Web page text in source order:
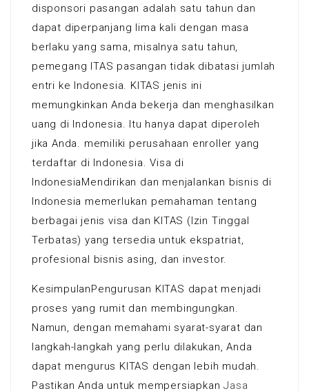
disponsori pasangan adalah satu tahun dan
dapat diperpanjang lima kali dengan masa
berlaku yang sama, misalnya satu tahun,
pemegang ITAS pasangan tidak dibatasi jumlah
entri ke Indonesia. KITAS jenis ini
memungkinkan Anda bekerja dan menghasilkan
uang di Indonesia. Itu hanya dapat diperoleh
jika Anda. memiliki perusahaan enroller yang
terdaftar di Indonesia. Visa di
IndonesiaMendirikan dan menjalankan bisnis di
Indonesia memerlukan pemahaman tentang
berbagai jenis visa dan KITAS (Izin Tinggal
Terbatas) yang tersedia untuk ekspatriat,
profesional bisnis asing, dan investor.
KesimpulanPengurusan KITAS dapat menjadi
proses yang rumit dan membingungkan.
Namun, dengan memahami syarat-syarat dan
langkah-langkah yang perlu dilakukan, Anda
dapat mengurus KITAS dengan lebih mudah.
Pastikan Anda untuk mempersiapkanJasa